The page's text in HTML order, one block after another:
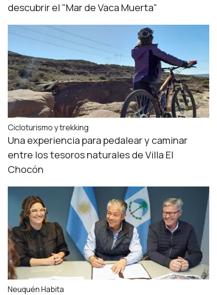
descubrir el "Mar de Vaca Muerta"
Cicloturismo y trekking
Una experiencia para pedalear y caminar
entre los tesoros naturales de Villa El
Chocón
Neuquén Habita